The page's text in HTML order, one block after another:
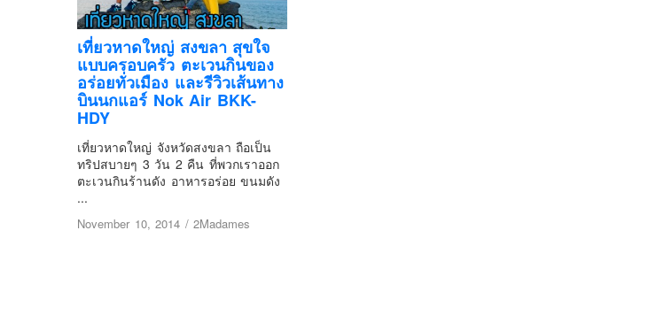
เที่ยวหาดใหญ่ สงขลา สุขใจ
แบบครอบครัว ตะเวนกินของ
อร่อยทั่วเมือง และรีวิวเส้นทาง
บินนกแอร์ Nok Air BKK-
HDY
เที่ยวหาดใหญ่ จังหวัดสงขลา ถือเป็น
ทริปสบายๆ 3 วัน 2 คืน ที่พวกเราออก
ตะเวนกินร้านดัง อาหารอร่อย ขนมดัง
...
November 10, 2014 / 2Madames